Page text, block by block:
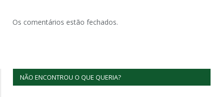
Os comentários estão fechados.
NÃO ENCONTROU O QUE QUERIA?